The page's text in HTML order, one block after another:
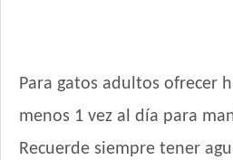
Para gatos adultos ofrecer
menos 1 vez al día para
Recuerde siempre tener